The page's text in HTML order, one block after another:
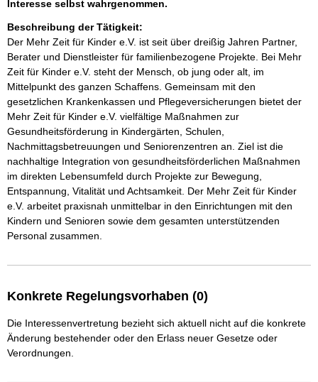
Interesse selbst wahrgenommen.
Beschreibung der Tätigkeit:
Der Mehr Zeit für Kinder e.V. ist seit über dreißig Jahren Partner,
Berater und Dienstleister für familienbezogene Projekte. Bei Mehr
Zeit für Kinder e.V. steht der Mensch, ob jung oder alt, im
Mittelpunkt des ganzen Schaffens. Gemeinsam mit den
gesetzlichen Krankenkassen und Pflegeversicherungen bietet der
Mehr Zeit für Kinder e.V. vielfältige Maßnahmen zur
Gesundheitsförderung in Kindergärten, Schulen,
Nachmittagsbetreuungen und Seniorenzentren an. Ziel ist die
nachhaltige Integration von gesundheitsförderlichen Maßnahmen
im direkten Lebensumfeld durch Projekte zur Bewegung,
Entspannung, Vitalität und Achtsamkeit. Der Mehr Zeit für Kinder
e.V. arbeitet praxisnah unmittelbar in den Einrichtungen mit den
Kindern und Senioren sowie dem gesamten unterstützenden
Personal zusammen.
Konkrete Regelungsvorhaben (0)
Die Interessenvertretung bezieht sich aktuell nicht auf die konkrete
Änderung bestehender oder den Erlass neuer Gesetze oder
Verordnungen.